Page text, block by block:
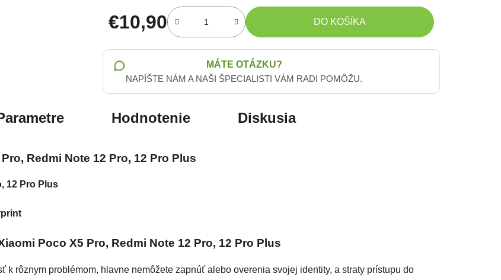
€10,90
Jednotková cena:
DO KOŠÍKA
MÁTE OTÁZKU?
NAPÍŠTE NÁM A NAŠI ŠPECIALISTI VÁM RADI POMÔŽU.
Hodnotenie Diskusia
Redmi Note 12 Pro, 12 Pro Plus
12 Pro Plus
Poco X5 Pro, Redmi Note 12 Pro, 12 Pro Plus
rôznym problémom, hlavne nemôžete zapnúť alebo overenia svojej identity, a straty prístupu do